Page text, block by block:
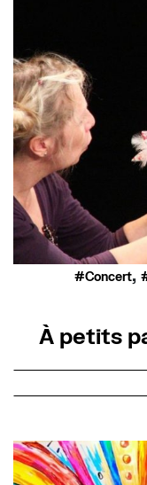
Concert,
À petits